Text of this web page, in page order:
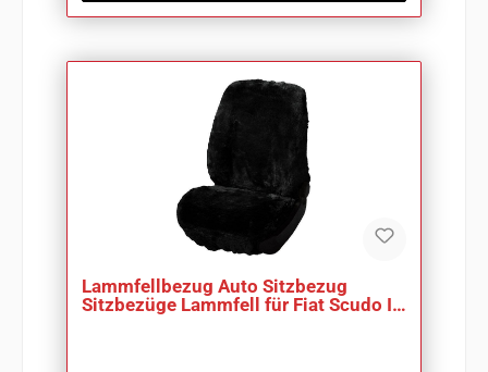
Lammfellbezug Auto Sitzbezug
Sitzbezüge Lammfell für Fiat Scudo III